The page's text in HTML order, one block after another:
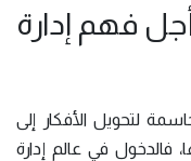
فهم إدارة
لتحويل الأفكار إلى
فالدخول في عالم إدارة